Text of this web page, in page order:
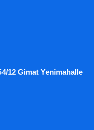
12 Gimat Yenimahalle